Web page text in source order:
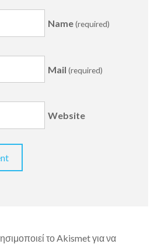
Name(required)
Mail (required)
Website
το Akismet για να